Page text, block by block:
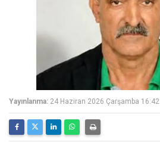
Yayınlanma: 24 Haziran 2026 Çarşamba 16:42